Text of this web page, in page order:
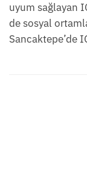
uyum sağlayan
de sosyal
Sancaktepe’de